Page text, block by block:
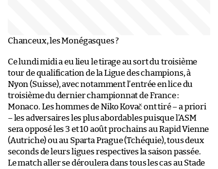
Chanceux, les Monégasques ?
Ce lundi midi a eu lieu le tirage au sort du troisième
tour de qualification de la Ligue des champions, à
Nyon (Suisse), avec notamment l’entrée en lice du
troisième du dernier championnat de France :
Monaco. Les hommes de Niko Kovač ont tiré – a priori
– les adversaires les plus abordables puisque l’ASM
sera opposé les 3 et 10 août prochains au Rapid Vienne
(Autriche) ou au Sparta Prague (Tchéquie), tous deux
seconds de leurs ligues respectives la saison passée.
Le match aller se déroulera dans tous les cas au Stade